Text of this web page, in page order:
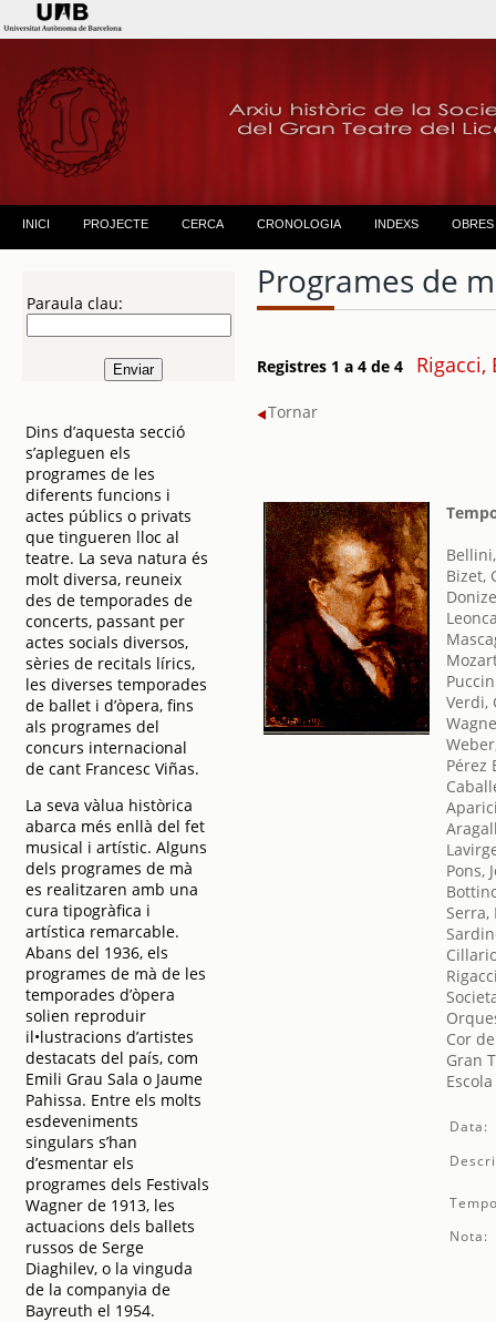
INICI PROJECTE CERCA CRONOLOGIA INDEXS OBRES
Paraula clau:
Dins d’aquesta secció
s’apleguen els
programes de les
diferents funcions i
actes públics o privats
que tingueren lloc al
teatre. La seva natura és
molt diversa, reuneix
des de temporades de
concerts, passant per
actes socials diversos,
sèries de recitals lírics,
les diverses temporades
de ballet i d’òpera, fins
als programes del
concurs internacional
de cant Francesc Viñas.
La seva vàlua històrica
abarca més enllà del fet
musical i artístic. Alguns
dels programes de mà
es realitzaren amb una
cura tipogràfica i
artística remarcable.
Abans del 1936, els
programes de mà de les
temporades d’òpera
solien reproduir
il•lustracions d’artistes
destacats del país, com
Emili Grau Sala o Jaume
Pahissa. Entre els molts
esdeveniments
singulars s’han
d’esmentar els
programes dels Festivals
Wagner de 1913, les
actuacions dels ballets
russos de Serge
Diaghilev, o la vinguda
de la companyia de
Bayreuth el 1954.
Programes de
Registres 1 a 4 de 4 Rigacci,
Tornar
Bizet,
Verdi,
Pérez
Pons,
Serra,
Cor
Gran
Data:
Nota: